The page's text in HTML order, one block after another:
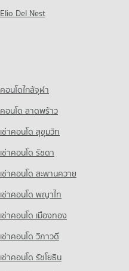
Elio Del Nest
คอนโดใกล้จุฬา
คอนโด ลาดพร้าว
เช่าคอนโด สุขุมวิท
เช่าคอนโด รัชดา
เช่าคอนโด สะพานควาย
เช่าคอนโด พญาไท
เช่าคอนโด เมืองทอง
เช่าคอนโด วิภาวดี
เช่าคอนโด รัชโยธิน